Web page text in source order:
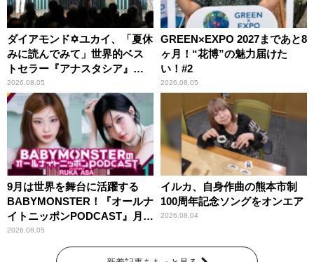
ダイアモンド✡ユカイ、「夏休
みに読んでみて」世界的ベス
トセラー『アナスタシア』を
紹介
2026.08.05
GREEN×EXPO 2027まであと8
ヶ月！“花博”の魅力届けた
い！#2
2026.08.05
9月は世界を舞台に活躍する
BABYMONSTER！『オールナ
イトニッポンPODCAST』月替
わりパーソナリティ
2026.08.05
イルカ、自身作曲の熊本市制
100周年記念ソングをオンエア
2026.08.04